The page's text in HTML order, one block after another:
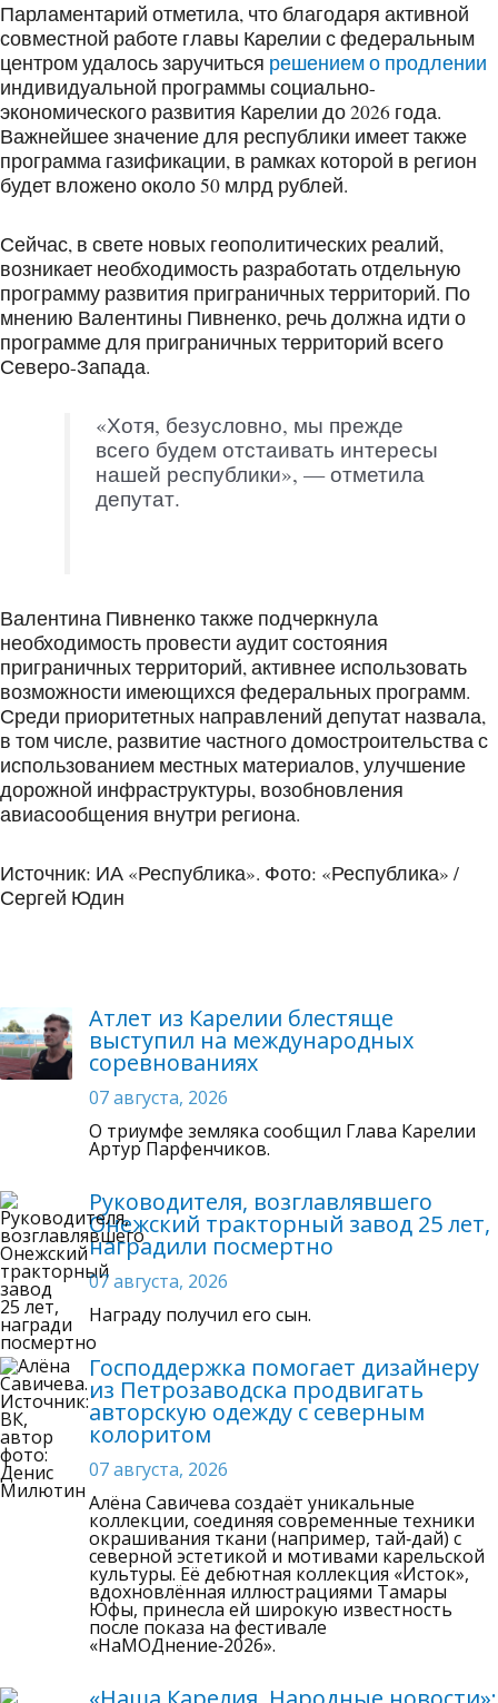
Парламентарий отметила, что благодаря активной
совместной работе главы Карелии с федеральным
центром удалось заручиться решением о продлении
индивидуальной программы социально-
экономического развития Карелии до 2026 года.
Важнейшее значение для республики имеет также
программа газификации, в рамках которой в регион
будет вложено около 50 млрд рублей.
Сейчас, в свете новых геополитических реалий,
возникает необходимость разработать отдельную
программу развития приграничных территорий. По
мнению Валентины Пивненко, речь должна идти о
программе для приграничных территорий всего
Северо-Запада.
«Хотя, безусловно, мы прежде
всего будем отстаивать интересы
нашей республики», — отметила
депутат.
Валентина Пивненко также подчеркнула
необходимость провести аудит состояния
приграничных территорий, активнее использовать
возможности имеющихся федеральных программ.
Среди приоритетных направлений депутат назвала,
в том числе, развитие частного домостроительства с
использованием местных материалов, улучшение
дорожной инфраструктуры, возобновления
авиасообщения внутри региона.
Источник: ИА «Республика». Фото: «Республика» /
Сергей Юдин
Атлет из Карелии блестяще
выступил на международных
соревнованиях
07 августа, 2026
О триумфе земляка сообщил Глава Карелии
Артур Парфенчиков.
Руководителя, возглавлявшего
Онежский тракторный завод 25 лет,
наградили посмертно
07 августа, 2026
Награду получил его сын.
Господдержка помогает дизайнеру
из Петрозаводска продвигать
авторскую одежду с северным
колоритом
07 августа, 2026
Алёна Савичева создаёт уникальные
коллекции, соединяя современные техники
окрашивания ткани (например, тай‑дай) с
северной эстетикой и мотивами карельской
культуры. Её дебютная коллекция «Исток»,
вдохновлённая иллюстрациями Тамары
Юфы, принесла ей широкую известность
после показа на фестивале
«НаМОДнение‑2026».